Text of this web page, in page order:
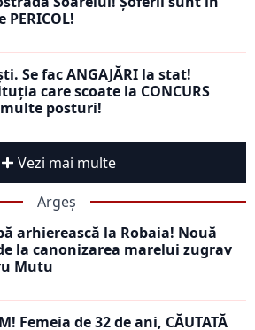
PERICOL!
Se fac ANGAJĂRI la stat!
care scoate la CONCURS
posturi!
Vezi mai multe
Argeș
arhierească la Robaia! Nouă
la canonizarea marelui zugrav
Mutu
Femeia de 32 de ani, CĂUTATĂ